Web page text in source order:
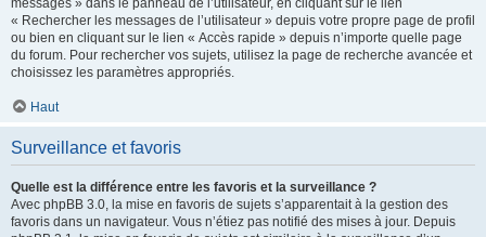
messages » dans le panneau de l’utilisateur, en cliquant sur le lien
« Rechercher les messages de l’utilisateur » depuis votre propre page de profil
ou bien en cliquant sur le lien « Accès rapide » depuis n’importe quelle page
du forum. Pour rechercher vos sujets, utilisez la page de recherche avancée et
choisissez les paramètres appropriés.
Haut
Surveillance et favoris
Quelle est la différence entre les favoris et la surveillance ?
Avec phpBB 3.0, la mise en favoris de sujets s’apparentait à la gestion des
favoris dans un navigateur. Vous n’étiez pas notifié des mises à jour. Depuis